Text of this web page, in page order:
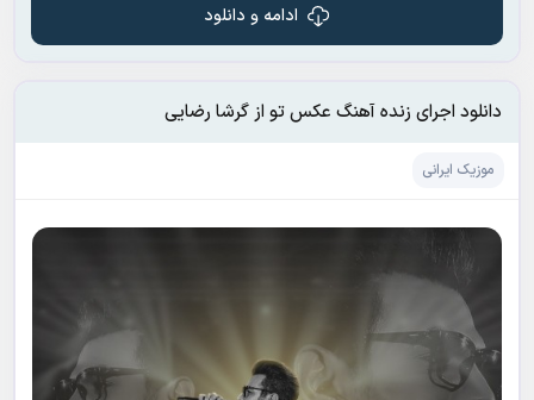
ادامه و دانلود
دانلود اجرای زنده آهنگ عکس تو از گرشا رضایی
موزیک ایرانی